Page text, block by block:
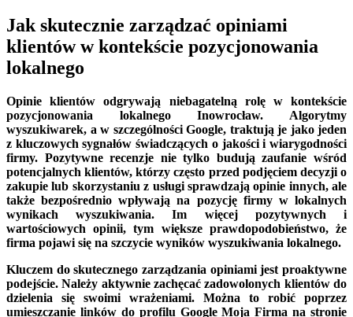
Jak skutecznie zarządzać opiniami
klientów w kontekście pozycjonowania
lokalnego
Opinie klientów odgrywają niebagatelną rolę w kontekście
pozycjonowania lokalnego Inowrocław. Algorytmy
wyszukiwarek, a w szczególności Google, traktują je jako jeden
z kluczowych sygnałów świadczących o jakości i wiarygodności
firmy. Pozytywne recenzje nie tylko budują zaufanie wśród
potencjalnych klientów, którzy często przed podjęciem decyzji o
zakupie lub skorzystaniu z usługi sprawdzają opinie innych, ale
także bezpośrednio wpływają na pozycję firmy w lokalnych
wynikach wyszukiwania. Im więcej pozytywnych i
wartościowych opinii, tym większe prawdopodobieństwo, że
firma pojawi się na szczycie wyników wyszukiwania lokalnego.
Kluczem do skutecznego zarządzania opiniami jest proaktywne
podejście. Należy aktywnie zachęcać zadowolonych klientów do
dzielenia się swoimi wrażeniami. Można to robić poprzez
umieszczanie linków do profilu Google Moja Firma na stronie